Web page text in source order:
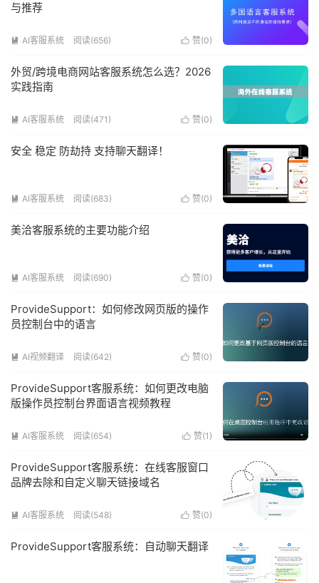
与推荐
 赞(0)
 AI客服系统 阅读(656)
外贸/跨境电商网站客服系统怎么选？2026
实践指南
 赞(0)
 AI客服系统 阅读(471)
安全 稳定 防劫持 支持聊天翻译！
 赞(0)
 AI客服系统 阅读(683)
美洽客服系统的主要功能介绍
 赞(0)
 AI客服系统 阅读(690)
ProvideSupport：如何修改网页版的操作
员控制台中的语言
 赞(0)
 AI视频翻译 阅读(642)
ProvideSupport客服系统：如何更改电脑
版操作员控制台界面语言视频教程
 赞(1 )
 AI客服系统 阅读(654)
ProvideSupport客服系统：在线客服窗口
品牌去除和自定义聊天链接域名
 赞(0)
 AI客服系统 阅读(548)
ProvideSupport客服系统：自动聊天翻译